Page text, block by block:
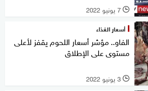
l 7 يونيو 2022
أسعار الغذاء
الفاو.. مؤشر أسعار اللحوم يقفز لأعلى
مستوى على الإطلاق
l 3 يونيو 2022